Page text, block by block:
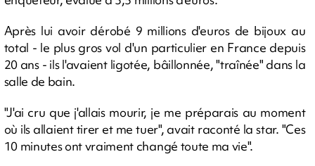
Après lui avoir dérobé 9 millions d'euros de bijoux au
total - le plus gros vol d'un particulier en France depuis
20 ans - ils l'avaient ligotée, bâillonnée, "traînée" dans la
salle de bain.
"J'ai cru que j'allais mourir, je me préparais au moment
où ils allaient tirer et me tuer", avait raconté la star. "Ces
10 minutes ont vraiment changé toute ma vie".